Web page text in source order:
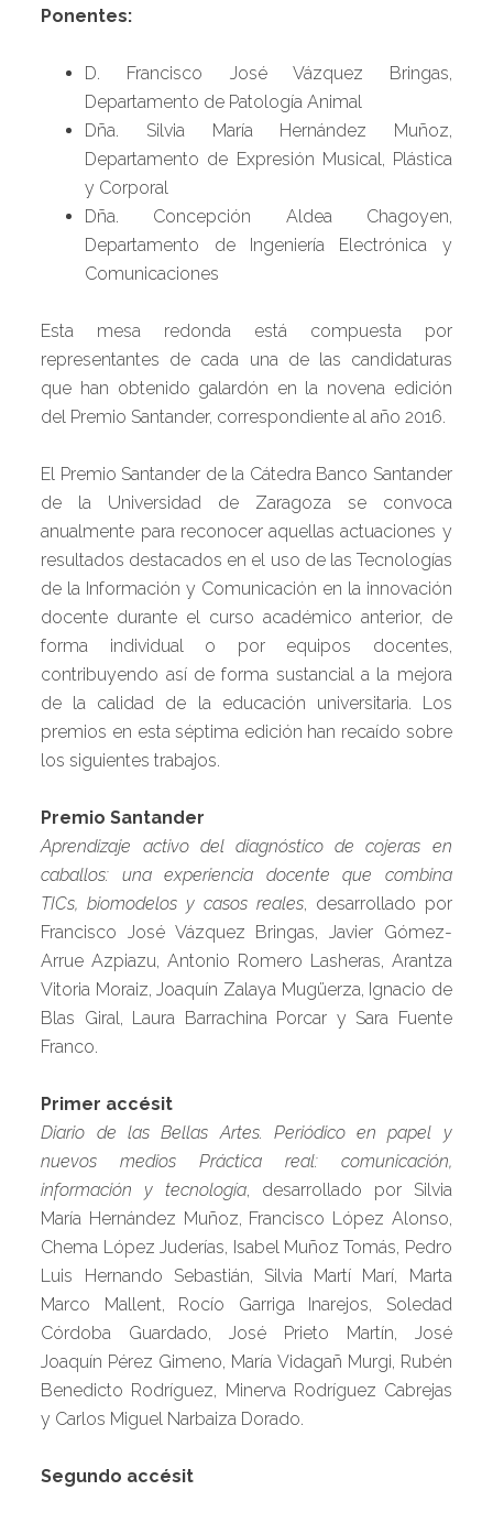
Ponentes:
D. Francisco José Vázquez Bringas,
Departamento de Patología Animal
Dña. Silvia María Hernández Muñoz,
Departamento de Expresión Musical, Plástica
y Corporal
Dña. Concepción Aldea Chagoyen,
Departamento de Ingeniería Electrónica y
Comunicaciones
Esta mesa redonda está compuesta por
representantes de cada una de las candidaturas
que han obtenido galardón en la novena edición
del Premio Santander, correspondiente al año 2016.
El Premio Santander de la Cátedra Banco Santander
de la Universidad de Zaragoza se convoca
anualmente para reconocer aquellas actuaciones y
resultados destacados en el uso de las Tecnologías
de la Información y Comunicación en la innovación
docente durante el curso académico anterior, de
forma individual o por equipos docentes,
contribuyendo así de forma sustancial a la mejora
de la calidad de la educación universitaria. Los
premios en esta séptima edición han recaído sobre
los siguientes trabajos.
Premio Santander
Aprendizaje activo del diagnóstico de cojeras en
caballos: una experiencia docente que combina
TICs, biomodelos y casos reales, desarrollado por
Francisco José Vázquez Bringas, Javier Gómez-
Arrue Azpiazu, Antonio Romero Lasheras, Arantza
Vitoria Moraiz, Joaquín Zalaya Mugüerza, Ignacio de
Blas Giral, Laura Barrachina Porcar y Sara Fuente
Franco.
Primer accésit
Diario de las Bellas Artes. Periódico en papel y
nuevos medios Práctica real: comunicación,
información y tecnología, desarrollado por Silvia
María Hernández Muñoz, Francisco López Alonso,
Chema López Juderías, Isabel Muñoz Tomás, Pedro
Luis Hernando Sebastián, Silvia Martí Marí, Marta
Marco Mallent, Rocío Garriga Inarejos, Soledad
Córdoba Guardado, José Prieto Martín, José
Joaquín Pérez Gimeno, María Vidagañ Murgi, Rubén
Benedicto Rodríguez, Minerva Rodríguez Cabrejas
y Carlos Miguel Narbaiza Dorado.
Segundo accésit